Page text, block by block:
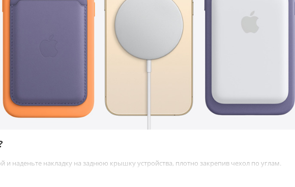
и наденьте накладку на заднюю крышку устройства, плотно закрепив чехол по углам.